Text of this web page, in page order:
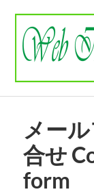
メー
合せ
form